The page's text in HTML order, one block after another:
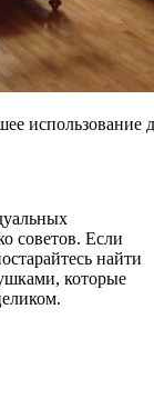
использование
советов. Если
найти
которые